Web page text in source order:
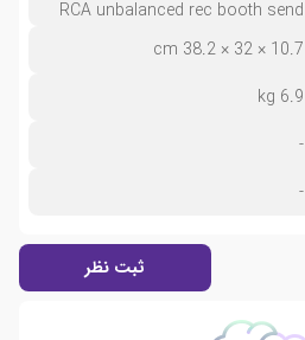
RCA unbalanced rec booth send
10.7 × 32 × 38.2 cm
6.9 kg
-
-
ثبت نظر